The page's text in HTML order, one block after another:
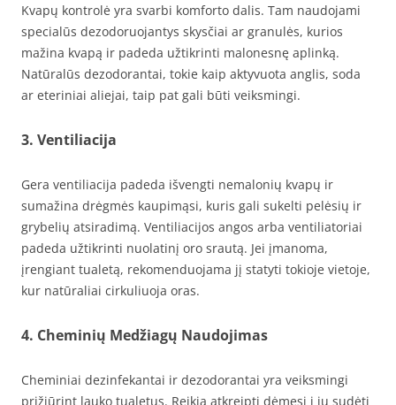
Kvapų kontrolė yra svarbi komforto dalis. Tam naudojami
specialūs dezodoruojantys skysčiai ar granulės, kurios
mažina kvapą ir padeda užtikrinti malonesnę aplinką.
Natūralūs dezodorantai, tokie kaip aktyvuota anglis, soda
ar eteriniai aliejai, taip pat gali būti veiksmingi.
3. Ventiliacija
Gera ventiliacija padeda išvengti nemalonių kvapų ir
sumažina drėgmės kaupimąsi, kuris gali sukelti pelėsių ir
grybelių atsiradimą. Ventiliacijos angos arba ventiliatoriai
padeda užtikrinti nuolatinį oro srautą. Jei įmanoma,
įrengiant tualetą, rekomenduojama jį statyti tokioje vietoje,
kur natūraliai cirkuliuoja oras.
4. Cheminių Medžiagų Naudojimas
Cheminiai dezinfekantai ir dezodorantai yra veiksmingi
prižiūrint lauko tualetus. Reikia atkreipti dėmesį į jų sudėtį